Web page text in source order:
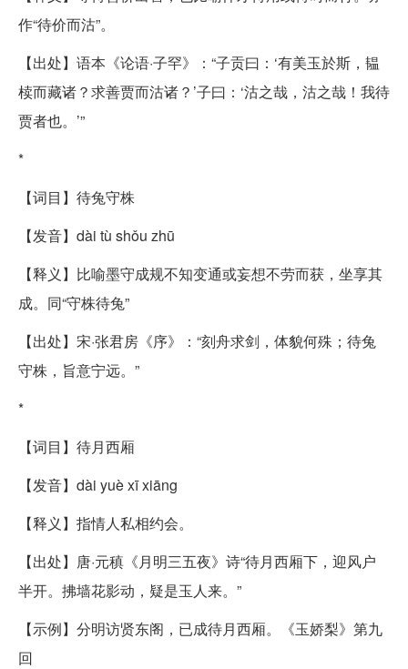
作“待价而沽”。
【出处】语本《论语·子罕》：“子贡曰：‘有美玉於斯，韫
椟而藏诸？求善贾而沽诸？’子曰：‘沽之哉，沽之哉！我待
贾者也。’”
*
【词目】待兔守株
【发音】dài tù shǒu zhū
【释义】比喻墨守成规不知变通或妄想不劳而获，坐享其
成。同“守株待兔”
【出处】宋·张君房《序》：“刻舟求剑，体貌何殊；待兔
守株，旨意宁远。”
*
【词目】待月西厢
【发音】dài yuè xī xiāng
【释义】指情人私相约会。
【出处】唐·元稹《月明三五夜》诗“待月西厢下，迎风户
半开。拂墙花影动，疑是玉人来。”
【示例】分明访贤东阁，已成待月西厢。《玉娇梨》第九
回